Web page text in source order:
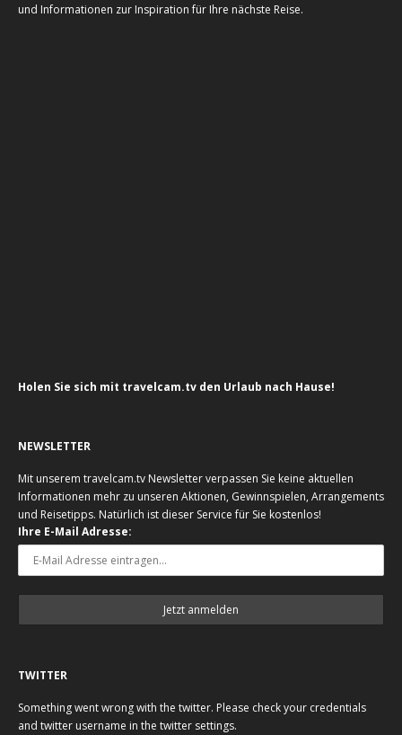
und Informationen zur Inspiration für Ihre nächste Reise.
Holen Sie sich mit travelcam.tv den Urlaub nach Hause!
NEWSLETTER
Mit unserem travelcam.tv Newsletter verpassen Sie keine aktuellen
Informationen mehr zu unseren Aktionen, Gewinnspielen, Arrangements
und Reisetipps. Natürlich ist dieser Service für Sie kostenlos!
Ihre E-Mail Adresse:
TWITTER
Something went wrong with the twitter. Please check your credentials
and twitter username in the twitter settings.